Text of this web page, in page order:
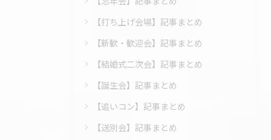
【打ち上げ会場】記事まとめ
【新歓・歓迎会】記事まとめ
【結婚式二次会】記事まとめ
【誕生会】記事まとめ
【追いコン】記事まとめ
【送別会】記事まとめ